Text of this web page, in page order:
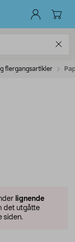
flergangsartikler
lignende
det utgåtte
siden.